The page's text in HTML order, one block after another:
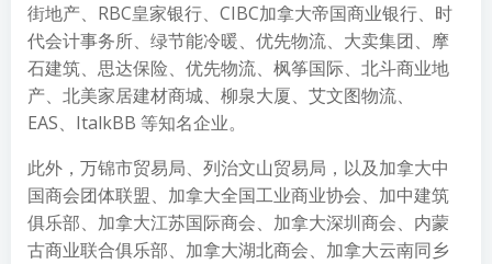
街地产、RBC皇家银行、CIBC加拿大帝国商业银行、时
代会计事务所、绿节能冷暖、优先物流、大卖集团、摩
石建筑、思达保险、优先物流、枫筝国际、北斗商业地
产、北美家居建材商城、柳泉大厦、艾文图物流、
EAS、 ItalkBB 等知名企业。
此外，万锦市贸易局、列治文山贸易局，以及加拿大中
国商会团体联盟、加拿大全国工业商业协会、加中建筑
俱乐部、加拿大江苏国际商会、加拿大深圳商会、内蒙
古商业联合俱乐部、加拿大湖北商会、加拿大云南同乡